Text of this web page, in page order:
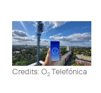
Credits: O2Telefónica